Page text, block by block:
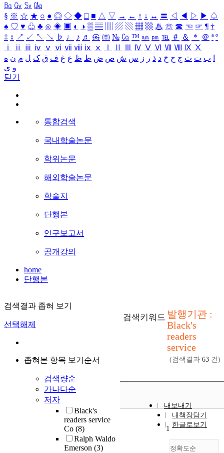
㏃ ㏉ ㏜ ㏆
§ ※ ☆ ★ ○ ● ◎ ◇ ◆ □ ■ △ ▽ → ← ↑ ↓ ↔ 〓 ◁ ◀ ▷ ▶ ♤
♠ ♡ ♥ ♧ ♣ ⊙ ◈ ▣ ◐ ◑ ▒ ▤ ▨ ▧ ▦ ▩ ♨ ☏ ☎ ☜ ☞ ¶ †
‡ ↕ ↗ ↙ ↖ ↘ ♭ ♩ ♪ ♬ ㉿ ㈜ № ㏇ ™ ㏂ ㏘ ℡ ＃ ＆ ＊ ＠ ª º
ⅰ
ⅱ ⅲ ⅳ ⅴ ⅵ ⅶ ⅷ ⅸ ⅹ Ⅳ Ⅴ Ⅵ Ⅶ Ⅷ Ⅸ Ⅹ
ب ت ث ج ح خ د ذ ر ز س ش ص ض ط ظ ع غ ف ق ک ل م ن ه
و ی
닫기
통합검색
국내학술논문
학위논문
해외학술논문
학술지
단행본
연구보고서
공개강의
home
단행본
검색결과 좁혀 보기
선택해제
좁혀본 항목 보기순서
검색량순
가나다순
저자
Black's
readers service
Co (8)
Ralph Waldo
Emerson (3)
검색키워드 발행기관 :
Black's
readers
service
(검색결과 63 건)
내보내기
내책장담기
한글로보기
정확도순
1